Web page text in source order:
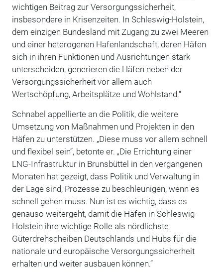
wichtigen Beitrag zur Versorgungssicherheit,
insbesondere in Krisenzeiten. In Schleswig-Holstein,
dem einzigen Bundesland mit Zugang zu zwei Meeren
und einer heterogenen Hafenlandschaft, deren Häfen
sich in ihren Funktionen und Ausrichtungen stark
unterscheiden, generieren die Häfen neben der
Versorgungssicherheit vor allem auch
Wertschöpfung, Arbeitsplätze und Wohlstand.“
Schnabel appellierte an die Politik, die weitere
Umsetzung von Maßnahmen und Projekten in den
Häfen zu unterstützen. „Diese muss vor allem schnell
und flexibel sein“, betonte er. „Die Errichtung einer
LNG-Infrastruktur in Brunsbüttel in den vergangenen
Monaten hat gezeigt, dass Politik und Verwaltung in
der Lage sind, Prozesse zu beschleunigen, wenn es
schnell gehen muss. Nun ist es wichtig, dass es
genauso weitergeht, damit die Häfen in Schleswig-
Holstein ihre wichtige Rolle als nördlichste
Güterdrehscheiben Deutschlands und Hubs für die
nationale und europäische Versorgungssicherheit
erhalten und weiter ausbauen können.“